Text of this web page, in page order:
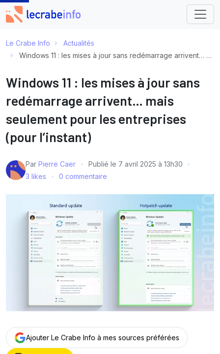
Le Crabe Info
Actualités
Windows 11 : les mises à jour sans redémarrage arrivent… mais seulement pour les entreprises (pour l’instant)
Windows 11 : les mises à jour sans
redémarrage arrivent… mais
seulement pour les entreprises
(pour l’instant)
Par Pierre Caer Publié le 7 avril 2025 à 13h30
3 likes
0 commentaire
Ajouter Le Crabe Info à mes sources préférées